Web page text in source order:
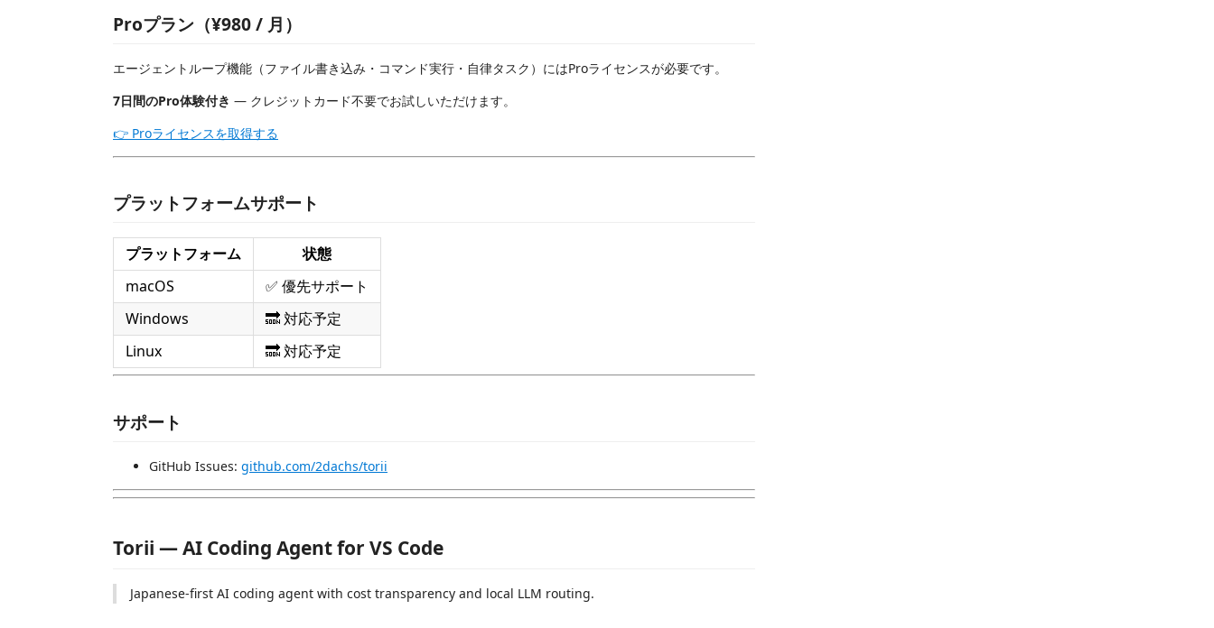
Proプラン（¥980 / 月）
エージェントループ機能（ファイル書き込み・コマンド実行・自律タスク）にはProライセンスが必要です。
7日間のPro体験付き — クレジットカード不要でお試しいただけます。
👉 Proライセンスを取得する
プラットフォームサポート
プラットフォーム
状態
macOS
✅ 優先サポート
Windows
🔜 対応予定
Linux
🔜 対応予定
サポート
GitHub Issues: github.com/2dachs/torii
Torii — AI Coding Agent for VS Code
Japanese-first AI coding agent with cost transparency and local LLM routing.